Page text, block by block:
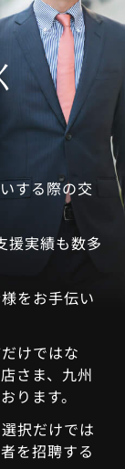
する際の交
援実績も数多
をお手伝い
けではな
さま、九州
ります。
択だけでは
を招聘する